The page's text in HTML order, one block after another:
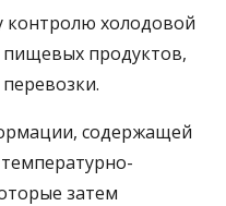
контролю холодовой
продуктов,
содержащей
затем